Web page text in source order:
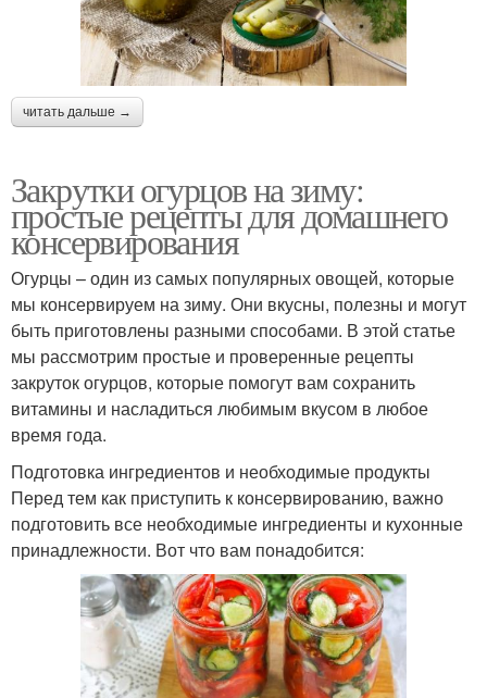
читать дальше →
Закрутки огурцов на зиму:
простые рецепты для домашнего
консервирования
Огурцы – один из самых популярных овощей, которые
мы консервируем на зиму. Они вкусны, полезны и могут
быть приготовлены разными способами. В этой статье
мы рассмотрим простые и проверенные рецепты
закруток огурцов, которые помогут вам сохранить
витамины и насладиться любимым вкусом в любое
время года.
Подготовка ингредиентов и необходимые продукты
Перед тем как приступить к консервированию, важно
подготовить все необходимые ингредиенты и кухонные
принадлежности. Вот что вам понадобится: